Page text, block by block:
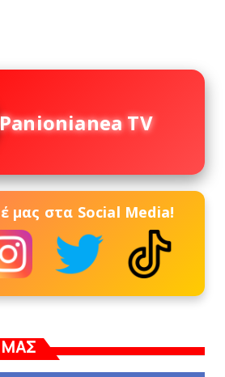
Panionianea TV
μας στα Social Media!